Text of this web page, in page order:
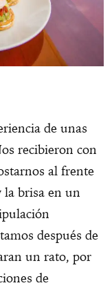
de unas
recibieron con
al frente
la brisa en un
después de
un rato, por
de